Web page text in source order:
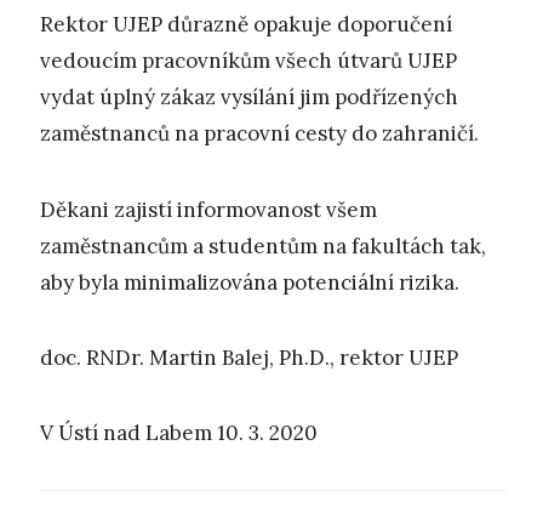
Rektor UJEP důrazně opakuje doporučení
vedoucím pracovníkům všech útvarů UJEP
vydat úplný zákaz vysílání jim podřízených
zaměstnanců na pracovní cesty do zahraničí.
Děkani zajistí informovanost všem
zaměstnancům a studentům na fakultách tak,
aby byla minimalizována potenciální rizika.
doc. RNDr. Martin Balej, Ph.D., rektor UJEP
V Ústí nad Labem 10. 3. 2020